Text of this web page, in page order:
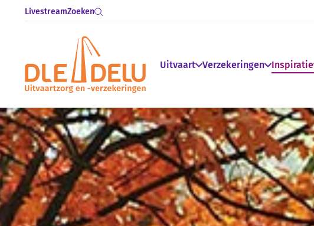
LivestreamZoeken
Uitvaart Verzekeringen Inspiratie